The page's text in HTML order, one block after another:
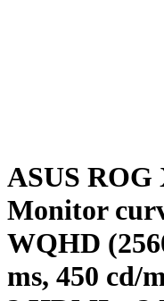
ASUS ROG
Monitor
WQHD
ms, 450 cd/